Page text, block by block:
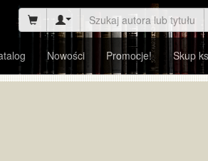
Nowości Promocje! Skup